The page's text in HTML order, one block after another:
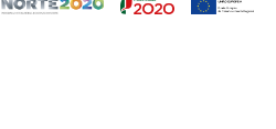
Norte
Portugal